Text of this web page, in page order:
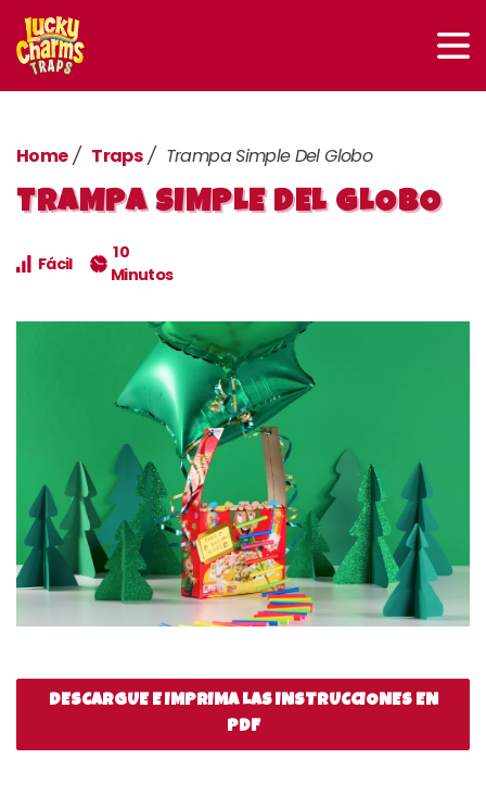
Home Traps Trampa Simple Del Globo
TRAMPA SIMPLE DEL GLOBO
Fácil
10
Minutos
DESCARGUE E IMPRIMA LAS INSTRUCCIONES EN
PDF